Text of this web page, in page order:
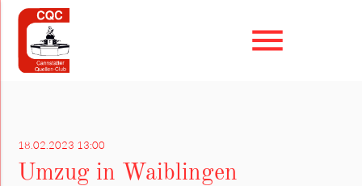
menu
18.02.2023 13:00
Umzug in Waiblingen